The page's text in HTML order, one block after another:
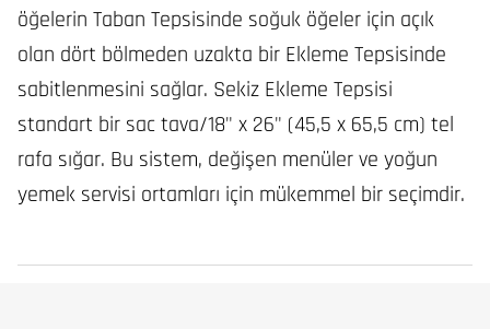
öğelerin Taban Tepsisinde soğuk öğeler için açık
olan dört bölmeden uzakta bir Ekleme Tepsisinde
sabitlenmesini sağlar. Sekiz Ekleme Tepsisi
standart bir sac tava/18" x 26" (45,5 x 65,5 cm) tel
rafa sığar. Bu sistem, değişen menüler ve yoğun
yemek servisi ortamları için mükemmel bir seçimdir.